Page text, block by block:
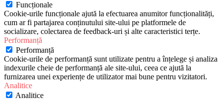
Funcționale
Cookie-urile funcționale ajută la efectuarea anumitor funcționalități,
cum ar fi partajarea conținutului site-ului pe platformele de
socializare, colectarea de feedback-uri și alte caracteristici terțe.
Performanță
Performanță
Cookie-urile de performanță sunt utilizate pentru a înțelege și analiza
indexurile cheie de performanță ale site-ului, ceea ce ajută la
furnizarea unei experiențe de utilizator mai bune pentru vizitatori.
Analitice
Analitice